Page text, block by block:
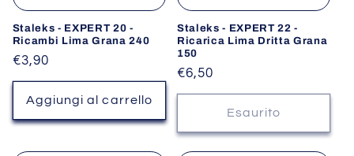
Staleks - EXPERT 20 -
Ricambi Lima Grana 240
Prezzo
di
listino
€3,90
Aggiungi al carrello
Staleks - EXPERT 22 -
Ricarica Lima Dritta Grana
150
Prezzo
di
€6,50
Esaurito